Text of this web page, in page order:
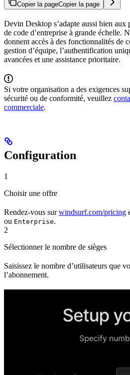
Copier la pageCopier la page
Devin Desktop s’adapte aussi bien aux
de code d’entreprise à grande échelle.
donnent accès à des fonctionnalités de
gestion d’équipe, l’authentification
avancées et une assistance prioritaire.
Si votre organisation a des exigences
sécurité ou de conformité, veuillez
commerciale.
Configuration
1
Choisir une offre
Rendez-vous surwindsurf.com/pricing
ou Enterprise.
2
Sélectionner le nombre de sièges
Saisissez le nombre d’utilisateurs que
l’abonnement.